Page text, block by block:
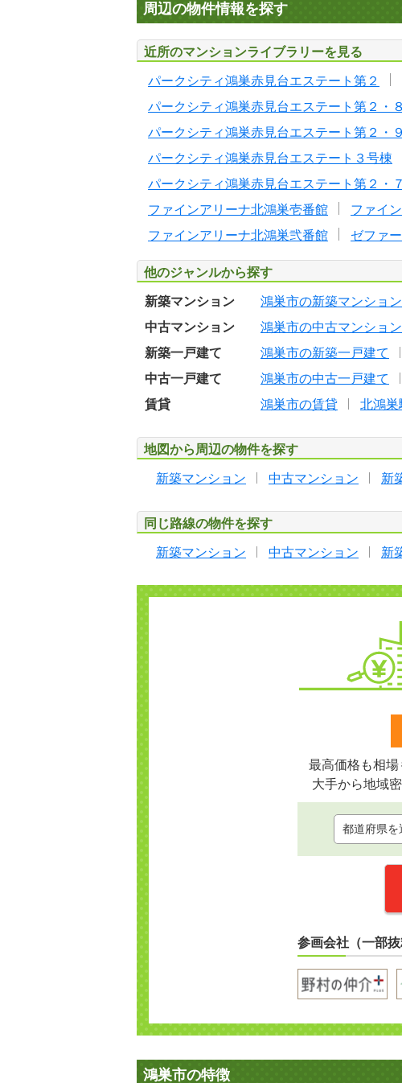
周辺の物件情報を探す
近所のマンションライブラリーを見る
パークシティ鴻巣赤見台エステート第２
パークシティ鴻巣赤見台エステート第２・
パークシティ鴻巣赤見台エステート第２・
パークシティ鴻巣赤見台エステート３号棟
パークシティ鴻巣赤見台エステート第２・
ファインアリーナ北鴻巣壱番館
ファイ
ファインアリーナ北鴻巣弐番館
ゼファ
他のジャンルから探す
新築マンション 鴻巣市の新築マンション
中古マンション
鴻巣市の中古マンション
新築一戸建て
鴻巣市の新築一戸建て
中古一戸建て
鴻巣市の中古一戸建て
賃貸
鴻巣市の賃貸 北鴻巣
地図から周辺の物件を探す
新築マンション 中古マンション 新
同じ路線の物件を探す
新築マンション 中古マンション 新
最高価格も相場
大手から地域
参画会社（一部抜
鴻巣市の特徴